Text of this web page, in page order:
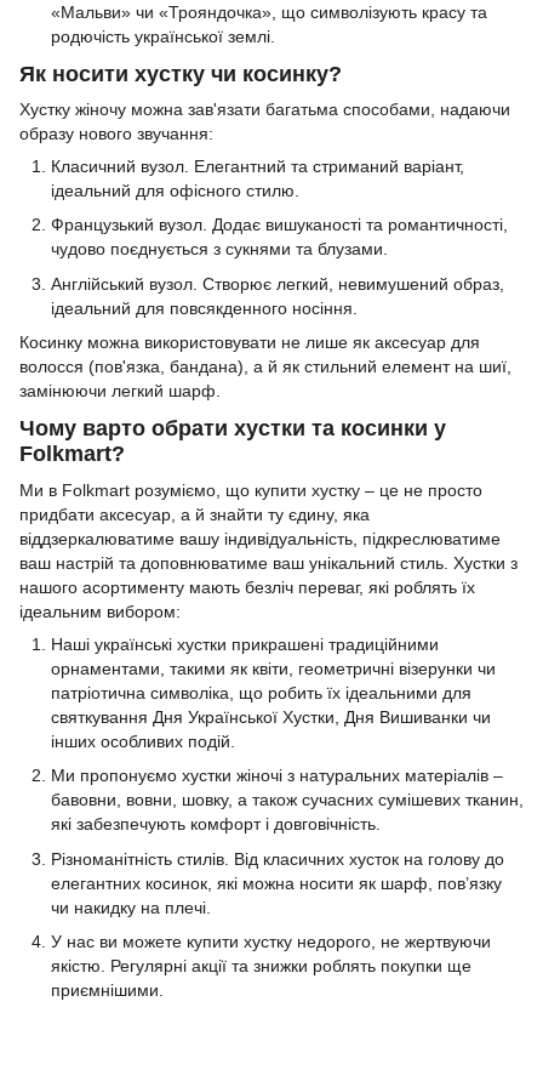
«Мальви» чи «Трояндочка», що символізують красу та
родючість української землі.
Як носити хустку чи косинку?
Хустку жіночу можна зав'язати багатьма способами, надаючи
образу нового звучання:
Класичний вузол. Елегантний та стриманий варіант,
ідеальний для офісного стилю.
Французький вузол. Додає вишуканості та романтичності,
чудово поєднується з сукнями та блузами.
Англійський вузол. Створює легкий, невимушений образ,
ідеальний для повсякденного носіння.
Косинку можна використовувати не лише як аксесуар для
волосся (пов'язка, бандана), а й як стильний елемент на шиї,
замінюючи легкий шарф.
Чому варто обрати хустки та косинки у
Folkmart?
Ми в Folkmart розуміємо, що купити хустку – це не просто
придбати аксесуар, а й знайти ту єдину, яка
віддзеркалюватиме вашу індивідуальність, підкреслюватиме
ваш настрій та доповнюватиме ваш унікальний стиль. Хустки з
нашого асортименту мають безліч переваг, які роблять їх
ідеальним вибором:
Наші українські хустки прикрашені традиційними
орнаментами, такими як квіти, геометричні візерунки чи
патріотична символіка, що робить їх ідеальними для
святкування Дня Української Хустки, Дня Вишиванки чи
інших особливих подій.
Ми пропонуємо хустки жіночі з натуральних матеріалів –
бавовни, вовни, шовку, а також сучасних сумішевих тканин,
які забезпечують комфорт і довговічність.
Різноманітність стилів. Від класичних хусток на голову до
елегантних косинок, які можна носити як шарф, пов’язку
чи накидку на плечі.
У нас ви можете купити хустку недорого, не жертвуючи
якістю. Регулярні акції та знижки роблять покупки ще
приємнішими.